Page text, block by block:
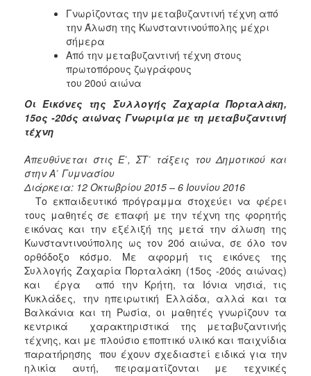
2011
ΔΗΜΟΣ
ΠΟΛΙΤΙΣΜΟΣ
ΑΝΘΕΚΤΙΚΗ
ΠΟΛΗ
Γνωρίζοντας την μεταβυζαντινή τέχνη από
την Άλωση της Κωνσταντινούπολης μέχρι
σήμερα
Από την μεταβυζαντινή τέχνη στους
πρωτοπόρους ζωγράφους
του 20ού αιώνα
Οι Εικόνες της Συλλογής Ζαχαρία Πορταλάκη,
15ος -20ός αιώνας Γνωριμία με τη μεταβυζαντινή
τέχνη
Απευθύνεται στις Ε΄, ΣΤ΄ τάξεις του Δημοτικού και
στην Α΄ Γυμνασίου
Διάρκεια: 12 Οκτωβρίου 2015 – 6 Ιουνίου 2016
Το εκπαιδευτικό πρόγραμμα στοχεύει να φέρει
τους μαθητές σε επαφή με την τέχνη της φορητής
εικόνας και την εξέλιξή της μετά την άλωση της
Κωνσταντινούπολης ως τον 20ό αιώνα, σε όλο τον
ορθόδοξο κόσμο. Με αφορμή τις εικόνες της
Συλλογής Ζαχαρία Πορταλάκη (15ος -20ός αιώνας)
και έργα από την Κρήτη, τα Ιόνια νησιά, τις
Κυκλάδες, την ηπειρωτική Ελλάδα, αλλά και τα
Βαλκάνια και τη Ρωσία, οι μαθητές γνωρίζουν τα
κεντρικά χαρακτηριστικά της μεταβυζαντινής
τέχνης, και με πλούσιο εποπτικό υλικό και παιχνίδια
παρατήρησης που έχουν σχεδιαστεί ειδικά για την
ηλικία αυτή, πειραματίζονται με τεχνικές